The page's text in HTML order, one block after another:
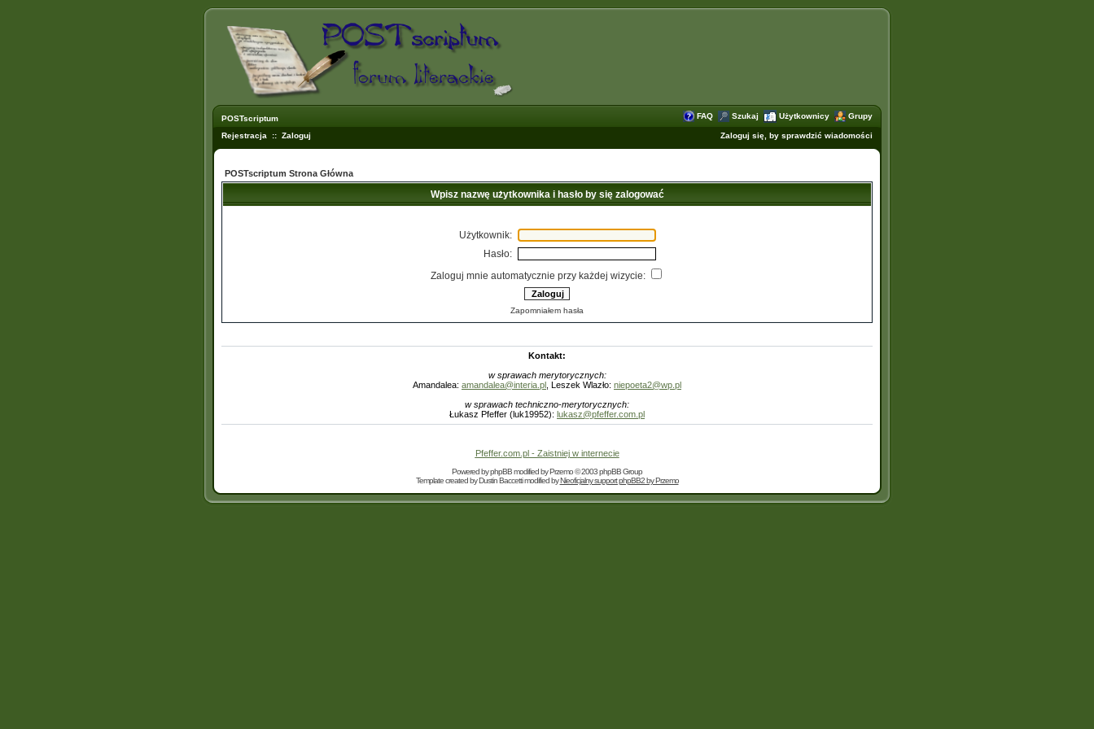
POSTscriptum FAQ Szukaj Użytkownicy Grupy
Rejestracja :: Zaloguj Zaloguj się, by sprawdzić wiadomości
POSTscriptum Strona Główna
Wpisz nazwę użytkownika i hasło by się zalogować
Użytkownik:
Hasło:
Zaloguj mnie automatycznie przy każdej wizycie:
Zapomniałem hasła
Kontakt:
w sprawach merytorycznych:
Amandalea: amandalea@interia.pl , Leszek Wlazło: niepoeta2@wp.pl
w sprawach techniczno-merytorycznych:
Łukasz Pfeffer (luk19952): lukasz@pfeffer.com.pl
Pfeffer.com.pl - Zaistniej w internecie
Powered byphpBBmodified byPrzemo© 2003 phpBB Group
Template created byDustin Baccettimodified byNieoficjalny support phpBB2 by Przemo